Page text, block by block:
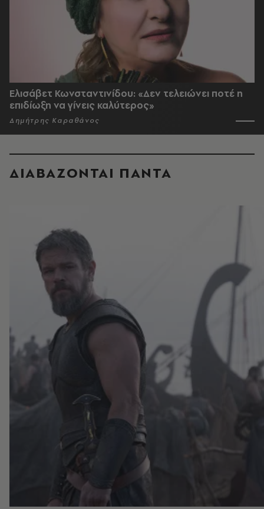
Ελισάβετ Κωνσταντινίδου: «Δεν τελειώνει ποτέ η
επιδίωξη να γίνεις καλύτερος»
Δημήτρης Καραθάνος
ΔΙΑΒΑΖΟΝΤΑΙ ΠΑΝΤΑ